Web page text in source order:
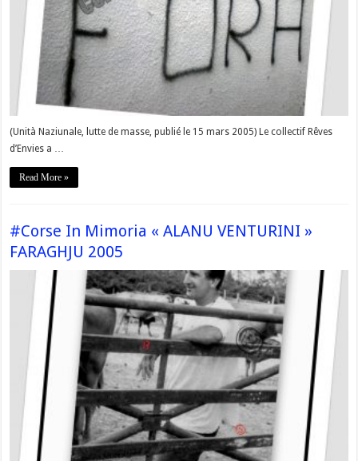
(Unità Naziunale, lutte de masse, publié le 15 mars 2005) Le collectif Rêves
d’Envies a …
Read More »
#Corse In Mimoria « ALANU VENTURINI »
FARAGHJU 2005